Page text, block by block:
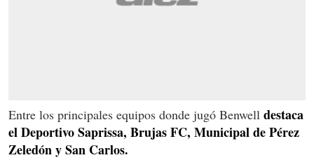
Entre los principales equipos donde jugó Benwell destaca
el Deportivo Saprissa, Brujas FC, Municipal de Pérez
Zeledón y San Carlos.